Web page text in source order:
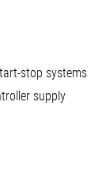
stop systems
supply